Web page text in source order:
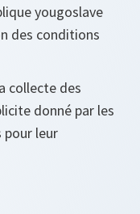
yougoslave
des conditions
collecte des
donné par les
pour leur